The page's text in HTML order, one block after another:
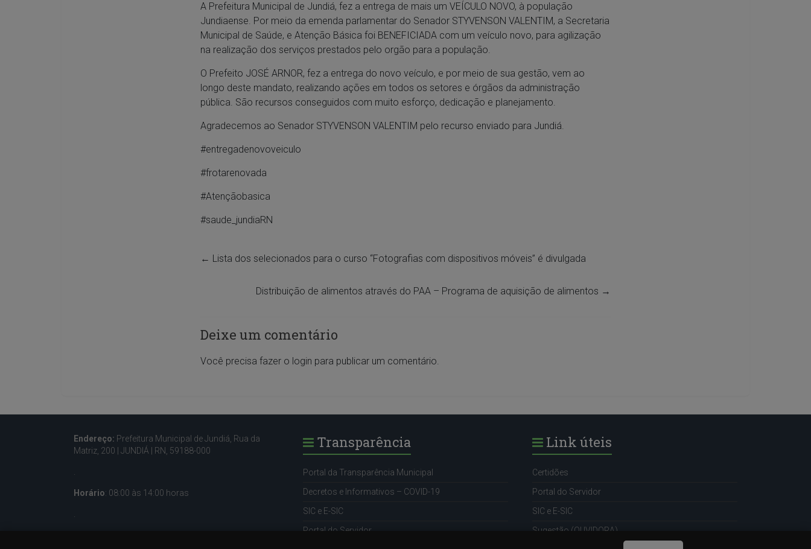
A Prefeitura Municipal de Jundiá, fez a entrega de mais um VEÍCULO NOVO, à população
Jundiaense. Por meio da emenda parlamentar do Senador STYVENSON VALENTIM, a Secretaria
Municipal de Saúde, e Atenção Básica foi BENEFICIADA com um veículo novo, para agilização
na realização dos serviços prestados pelo orgão para a população.
O Prefeito JOSÉ ARNOR, fez a entrega do novo veículo, e por meio de sua gestão, vem ao
longo deste mandato, realizando ações em todos os setores e órgãos da administração
pública. São recursos conseguidos com muito esforço, dedicação e planejamento.
Agradecemos ao Senador STYVENSON VALENTIM pelo recurso enviado para Jundiá.
#entregadenovoveiculo
#frotarenovada
#Atençãobasica
#saude_jundiaRN
← Lista dos selecionados para o curso “Fotografias com dispositivos móveis” é divulgada
Distribuição de alimentos através do PAA – Programa de aquisição de alimentos →
Deixe um comentário
Você precisa fazer o login para publicar um comentário.
Endereço: Prefeitura Municipal de Jundiá, Rua da
Matriz, 200 |
JUNDIÁ | RN, 59188-000
.
Horário: 08:00 às 14:00 horas
.
Transparência
Portal da Transparência Municipal
Decretos e Informativos – COVID-19
SIC e E-SIC
Portal do Servidor
Link úteis
Certidões
Portal do Servidor
SIC e E-SIC
Sugestão (OUVIDORA)